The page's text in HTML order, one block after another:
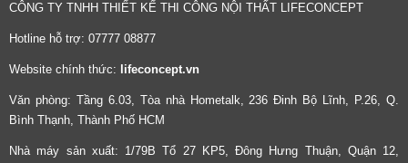
CÔNG TY TNHH THIẾT KẾ THI CÔNG NỘI THẤT LIFECONCEPT
Hotline hỗ trợ: 07777 08877
Website chính thức: lifeconcept.vn
Văn phòng: Tầng 6.03, Tòa nhà Hometalk, 236 Đinh Bộ Lĩnh, P.26, Q.
Bình Thạnh, Thành Phố HCM
Nhà máy sản xuất: 1/79B Tổ 27 KP5, Đông Hưng Thuận, Quận 12,